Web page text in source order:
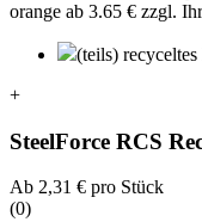
(teils)
+
SteelForce RCS
Ab 2,31 € pro Stück
(0)